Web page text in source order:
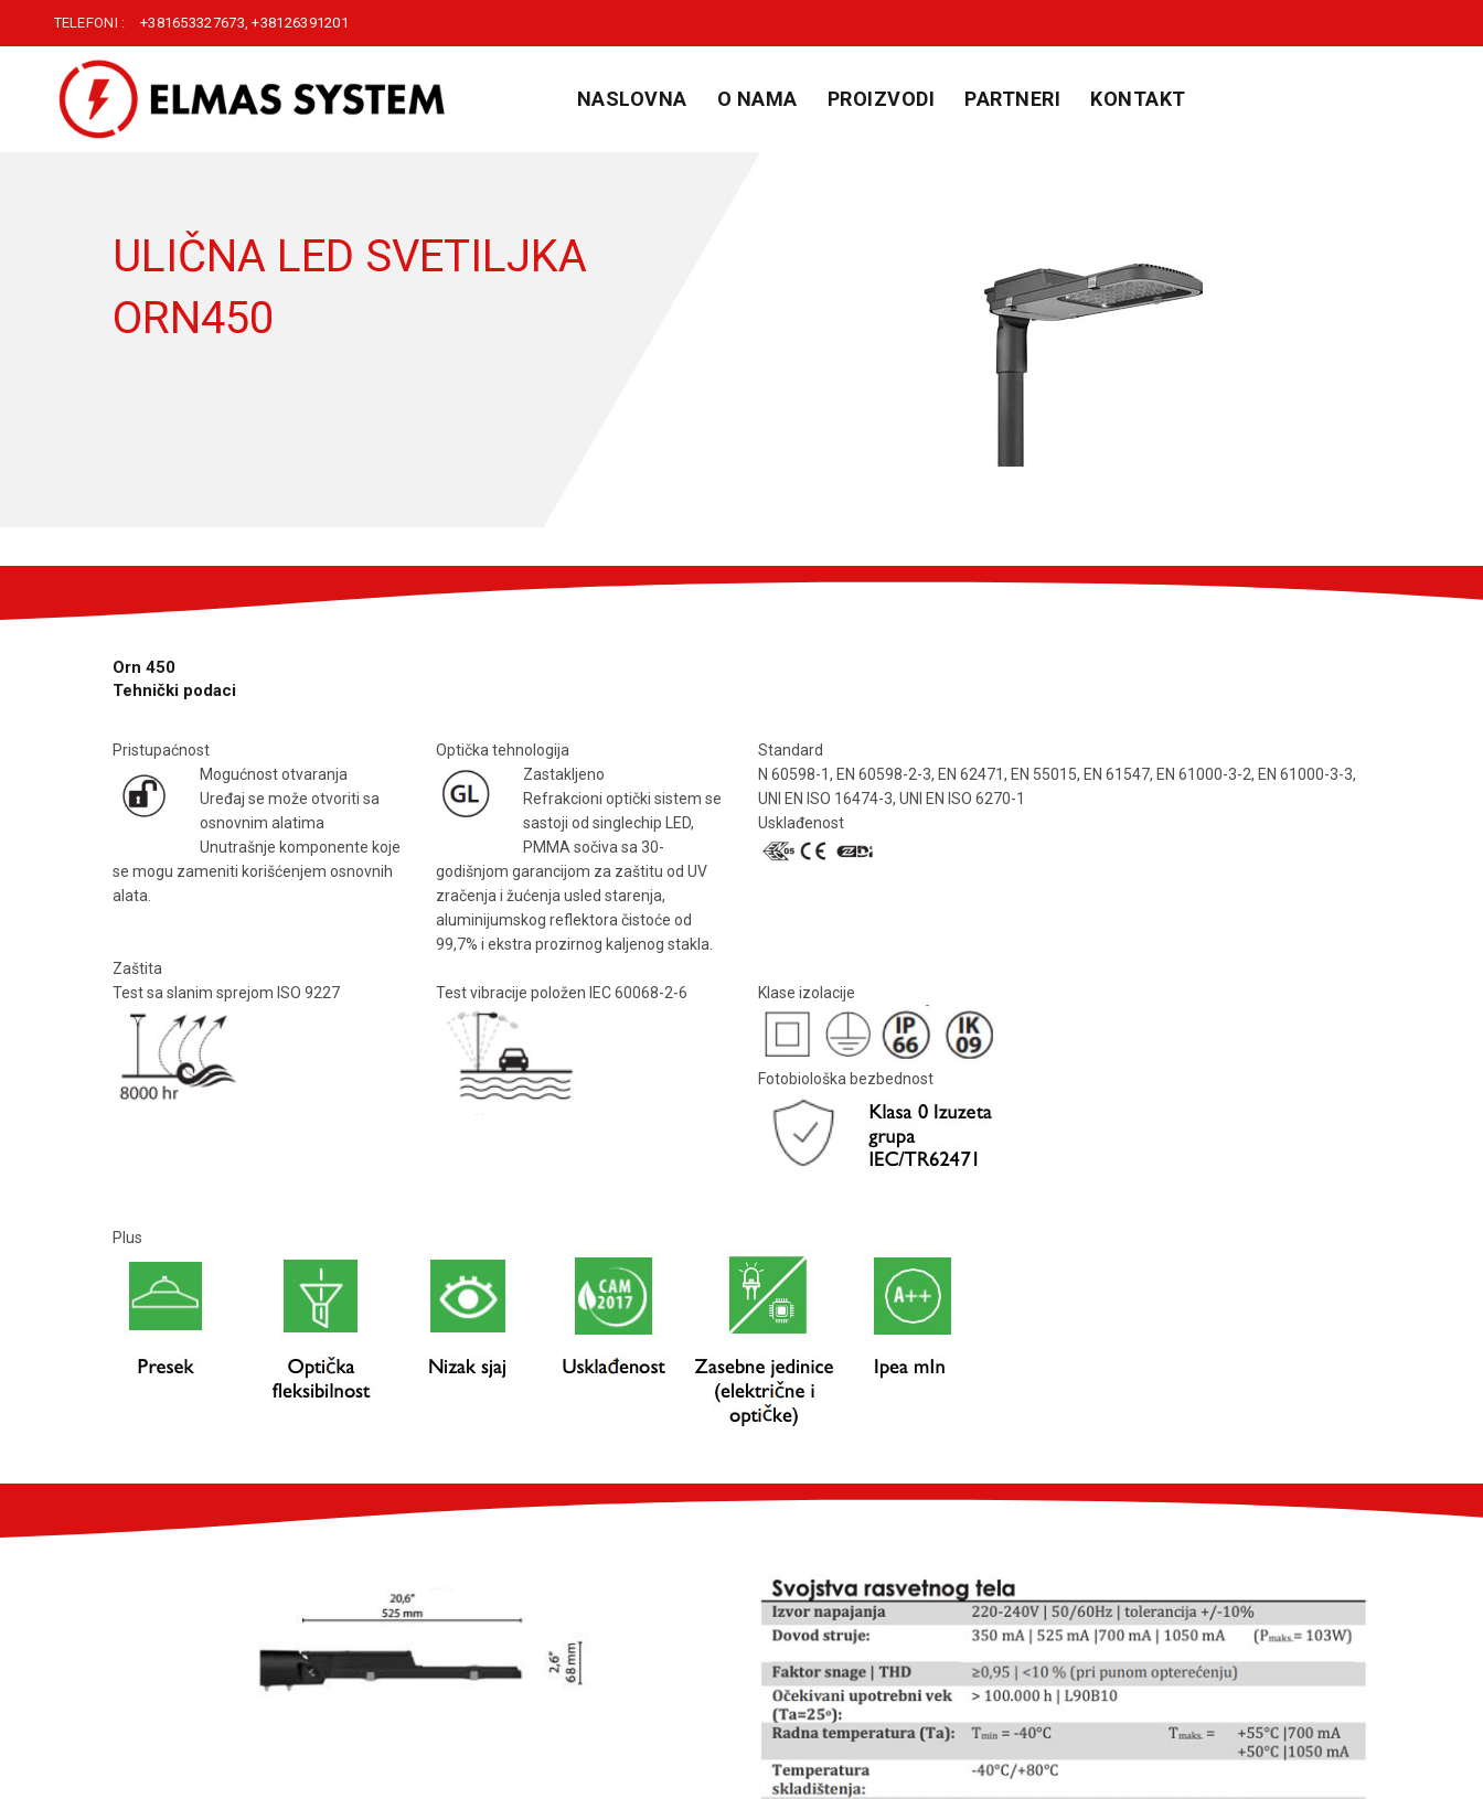
TELEFONI : +381653327673,+38126391201
NASLOVNA O NAMA PROIZVODI PARTNERI KONTAKT
ULIČNA LED SVETILJKA
ORN450
Orn 450
Tehnički podaci
Pristupaćnost
Mogućnost otvaranja
Uređaj se može otvoriti sa
osnovnim alatima
Unutrašnje komponente koje
se mogu zameniti korišćenjem osnovnih
alata.
Optička tehnologija
Zastakljeno
Refrakcioni optički sistem se
sastoji od singlechip LED,
PMMA sočiva sa 30-
godišnjom garancijom za zaštitu od UV
zračenja i žućenja usled starenja,
aluminijumskog reflektora čistoće od
99,7% i ekstra prozirnog kaljenog stakla.
Standard
N 60598-1, EN 60598-2-3, EN 62471, EN 55015, EN 61547, EN 61000-3-2, EN 61000-3-3,
UNI EN ISO 16474-3, UNI EN ISO 6270-1
Usklađenost
Zaštita
Test sa slanim sprejom ISO 9227
Test vibracije položen IEC 60068-2-6 Klase izolacije
Fotobiološka bezbednost
Plus